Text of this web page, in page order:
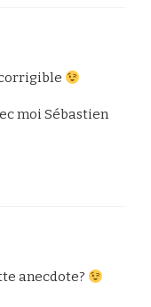
moi Sébastien
anecdote?